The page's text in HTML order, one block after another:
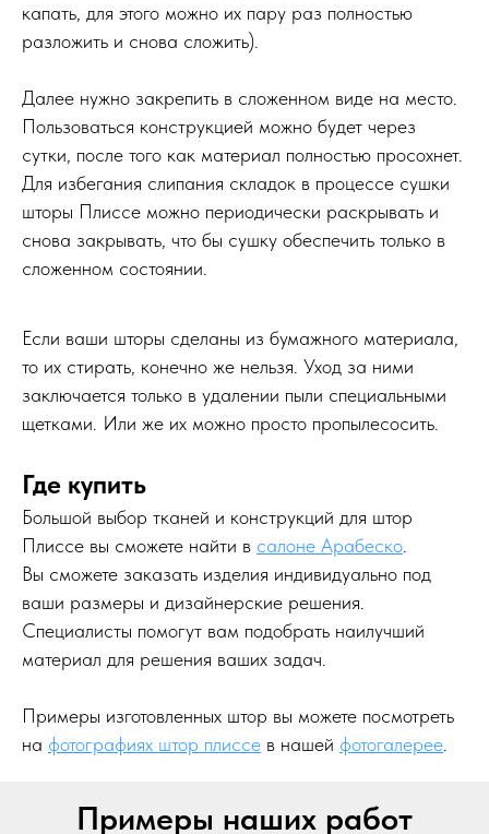
капать, для этого можно их пару раз полностью
разложить и снова сложить).
Далее нужно закрепить в сложенном виде на место.
Пользоваться конструкцией можно будет через
сутки, после того как материал полностью просохнет.
Для избегания слипания складок в процессе сушки
шторы Плиссе можно периодически раскрывать и
снова закрывать, что бы сушку обеспечить только в
сложенном состоянии.
Если ваши шторы сделаны из бумажного материала,
то их стирать, конечно же нельзя. Уход за ними
заключается только в удалении пыли специальными
щетками. Или же их можно просто пропылесосить.
Где купить
Большой выбор тканей и конструкций для штор
Плиссе вы сможете найти в салоне Арабеско
Вы сможете заказать изделия индивидуально под
ваши размеры и дизайнерские решения.
Специалисты помогут вам подобрать наилучший
материал для решения ваших задач.
Примеры изготовленных штор вы можете посмотреть
на фотографиях штор плиссе в нашей фотогалерее
Примеры наших работ